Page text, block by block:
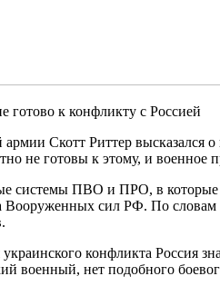
к конфликту с Россией
Скотт Риттер высказался
не готовы к этому, и военное
системы ПВО и ПРО, в
сил РФ. По словам
конфликта Россия
военный, нет подобного